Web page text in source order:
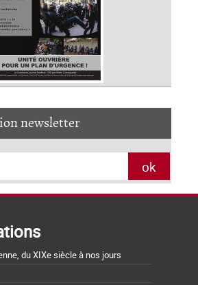
newsletter
du XIXe siècle à nos jours